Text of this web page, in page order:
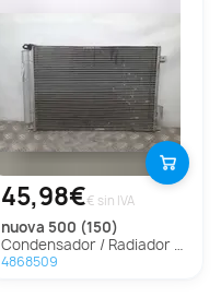
45,98€€ sin IVA
nuova 500 (150)
Condensador / Radiador Aire Acondicionado Para Fiat Nuova 500
4868509